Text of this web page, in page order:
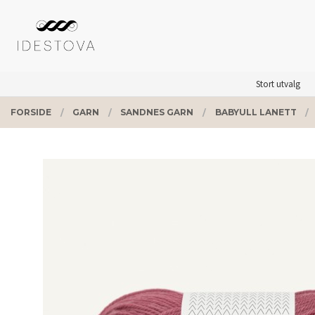
innholdet
Stort utvalg
PRODUKTER
FORSIDE GARN SANDNES GARN BABYULL LANETT